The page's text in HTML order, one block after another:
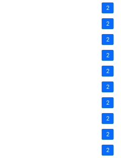
2
2
2
2
2
2
2
2
2
2